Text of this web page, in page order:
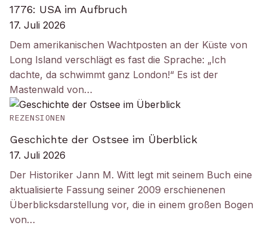
1776: USA im Aufbruch
17. Juli 2026
Dem amerikanischen Wachtposten an der Küste von
Long Island verschlägt es fast die Sprache: „Ich
dachte, da schwimmt ganz London!“ Es ist der
Mastenwald von…
REZENSIONEN
Geschichte der Ostsee im Überblick
17. Juli 2026
Der Historiker Jann M. Witt legt mit seinem Buch eine
aktualisierte Fassung seiner 2009 erschienenen
Überblicksdarstellung vor, die in einem großen Bogen
von…